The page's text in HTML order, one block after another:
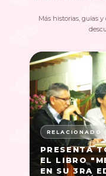
Más historias, guías
PRESENTA
EL LIBRO
EN SU 3RA